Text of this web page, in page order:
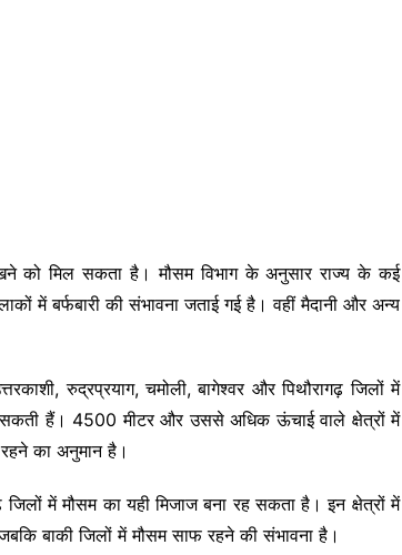
को मिल सकता है। मौसम विभाग के अनुसार राज्य के कई
में बर्फबारी की संभावना जताई गई है। वहीं मैदानी और अन्य
रुद्रप्रयाग, चमोली, बागेश्वर और पिथौरागढ़ जिलों में
हैं। 4500 मीटर और उससे अधिक ऊंचाई वाले क्षेत्रों में
का अनुमान है।
जिलों में मौसम का यही मिजाज बना रह सकता है। इन क्षेत्रों में
बाकी जिलों में मौसम साफ रहने की संभावना है।